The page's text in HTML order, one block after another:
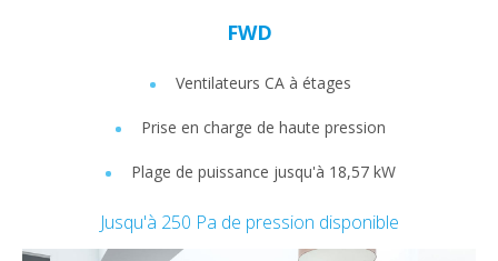
FWD
Ventilateurs CA à étages
Prise en charge de haute pression
Plage de puissance jusqu'à 18,57 kW
Jusqu'à 250 Pa de pression disponible